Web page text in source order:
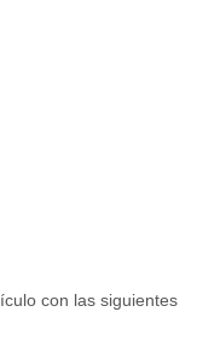
con las siguientes